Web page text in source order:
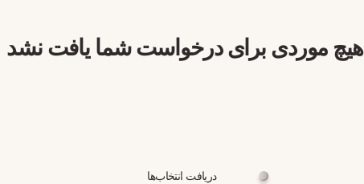
هیچ موردی برای درخواست شما یافت نشد
دریافت انتخاب‌ها